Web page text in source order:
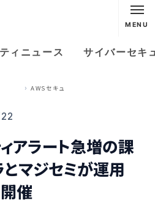
MENU
ィニュース サイバーセキ
アラート急増の課
マジセミが運用
催